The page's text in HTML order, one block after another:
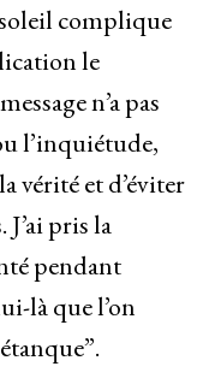
complique
le
n’a pas
l’inquiétude,
vérité et d’éviter
pris la
pendant
là que l’on